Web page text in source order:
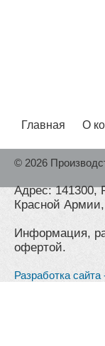
Главная О
© 2026
Адрес: 141300,
Красной
Информация,
офертой.
Разработка